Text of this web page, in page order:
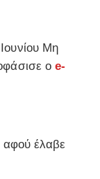
Μη
οe-
αφού έλαβε